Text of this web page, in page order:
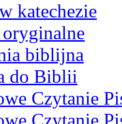
katechezie
biblijna
do Biblii
Czytanie